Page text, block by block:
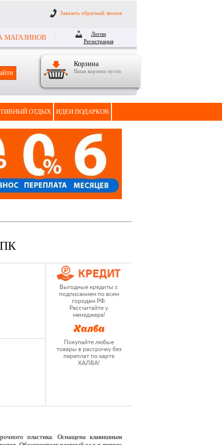
Заказать обратный звонок
МАГАЗИНОВ
Логин
Регистрация
Корзина
Ваша корзина пуста
ОТДЫХ ИДЕИ ПОДАРКОВ
ПК
Выгодные кредиты с
подписанием по всем
городам РФ.
Рассчитайте у
менеджера!
Покупайте любые
товары в рассрочку без
переплат по карте
ХАЛВА!
пластика. Оснащена клавишным